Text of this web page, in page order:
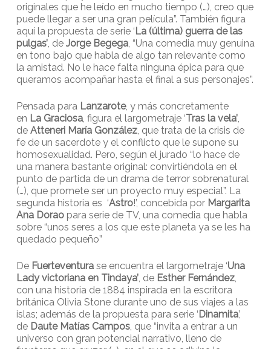
originales que he leído en mucho tiempo (…), creo que
puede llegar a ser una gran película”. También figura
aquí la propuesta de serie ‘ La (última) guerra de las
pulgas’, de Jorge Begega, “Una comedia muy genuina
en tono bajo que habla de algo tan relevante como
la amistad. No le hace falta ninguna épica para que
queramos acompañar hasta el final a sus personajes”.
Pensada para Lanzarote, y más concretamente
en La Graciosa, figura el largometraje ‘Tras la vela’,
de Atteneri María González, que trata de la crisis de
fe de un sacerdote y el conflicto que le supone su
homosexualidad. Pero, según el jurado “lo hace de
una manera bastante original: convirtiéndola en el
punto de partida de un drama de terror sobrenatural
(…), que promete ser un proyecto muy especial”. La
segunda historia es ‘Astro!’, concebida por Margarita
Ana Doraopara serie de TV, una comedia que habla
sobre “unos seres a los que este planeta ya se les ha
quedado pequeño”
De Fuerteventurase encuentra el largometraje ‘Una
Lady victoriana en Tindaya’, de Esther Fernández,
con una historia de 1884 inspirada en la escritora
británica Olivia Stone durante uno de sus viajes a las
islas; además de la propuesta para serie ‘ Dinamita’,
de Daute Matías Campos, que “invita a entrar a un
universo con gran potencial narrativo, lleno de